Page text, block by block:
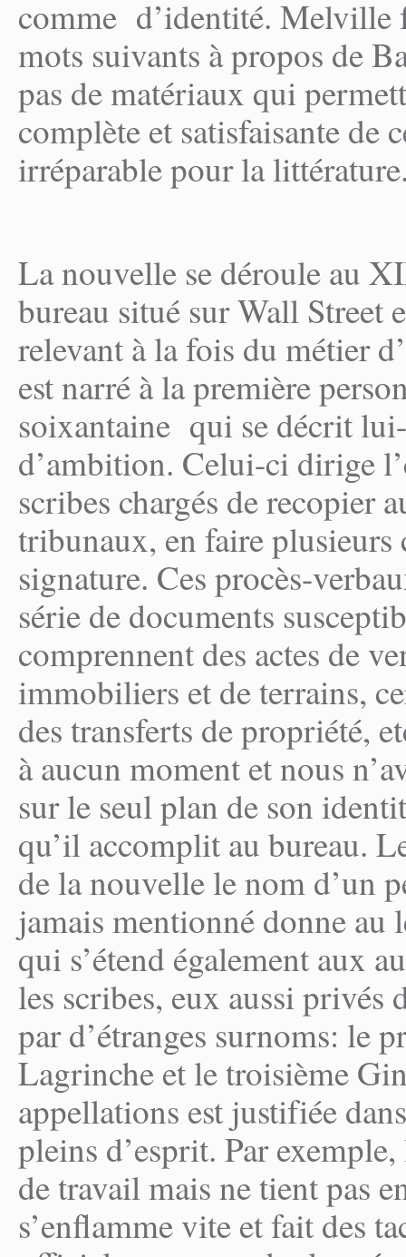
comme d’identité. Melville
mots suivants à propos de
pas de matériaux qui
complète et satisfaisante de
irréparable pour la
La nouvelle se déroule au
bureau situé sur Wall Street
relevant à la fois du métier
est narré à la première
soixantaine qui se décrit
d’ambition. Celui-ci dirige
scribes chargés de recopier
tribunaux, en faire plusieurs
signature. Ces procès-
série de documents
comprennent des actes de
immobiliers et de terrains,
des transferts de propriété,
à aucun moment et nous
sur le seul plan de son
qu’il accomplit au bureau.
de la nouvelle le nom d’un
jamais mentionné donne au
qui s’étend également aux
les scribes, eux aussi privés
par d’étranges surnoms: le
Lagrinche et le troisième
appellations est justifiée
pleins d’esprit. Par
de travail mais ne tient pas
s’enflamme vite et fait des